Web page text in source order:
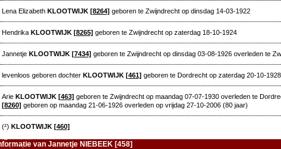
Lena Elizabeth KLOOTWIJK [8264] geboren te Zwijndrecht op dinsdag 14-03-1922
Hendrika KLOOTWIJK [8265] geboren te Zwijndrecht op zaterdag 18-10-1924
Jannetje KLOOTWIJK [7434] geboren te Zwijndrecht op dinsdag 03-08-1926 overleden te
levenloos geboren dochter KLOOTWIJK [461] geboren te Dordrecht op zaterdag 20-10-
Arie KLOOTWIJK [463] geboren te Zwijndrecht op maandag 07-07-1930 overleden te
[8260] geboren op maandag 21-06-1926 overleden op vrijdag 27-10-2006 (80 jaar)
(²) KLOOTWIJK [460]
van Jannetje NIEBEEK [458]